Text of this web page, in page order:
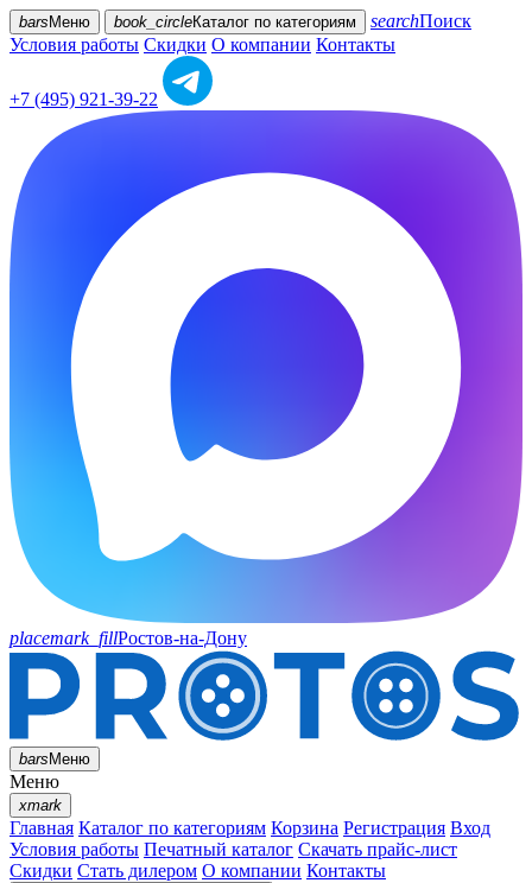
bars Меню book_circleКаталог по категориям searchПоиск
Условия работы Скидки О компании Контакты
+7 (495) 921-39-22
placemark_fillРостов-на-Дону
barsМеню
Меню
xmark
Главная Каталог по категориям Корзина Регистрация Вход
Условия работы Печатный каталог Скачать прайс-лист
Скидки Стать дилером О компании Контакты